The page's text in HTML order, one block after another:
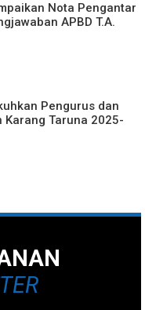
Nota Pengantar
APBD T.A.
Pengurus dan
Taruna 2025-